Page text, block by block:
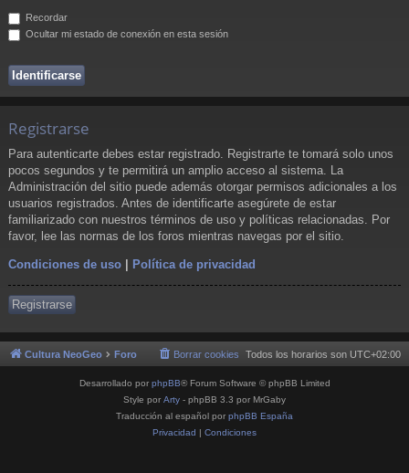
Recordar
Ocultar mi estado de conexión en esta sesión
Registrarse
Para autenticarte debes estar registrado. Registrarte te tomará solo unos
pocos segundos y te permitirá un amplio acceso al sistema. La
Administración del sitio puede además otorgar permisos adicionales a los
usuarios registrados. Antes de identificarte asegúrete de estar
familiarizado con nuestros términos de uso y políticas relacionadas. Por
favor, lee las normas de los foros mientras navegas por el sitio.
Condiciones de uso Política de privacidad
Registrarse
Cultura NeoGeo Foro Todos los horarios son UTC+02:00
Borrar cookies
Desarrollado por phpBB® Forum Software © phpBB Limited
Style por Arty - phpBB 3.3 por MrGaby
Traducción al español por phpBB España
Privacidad | Condiciones